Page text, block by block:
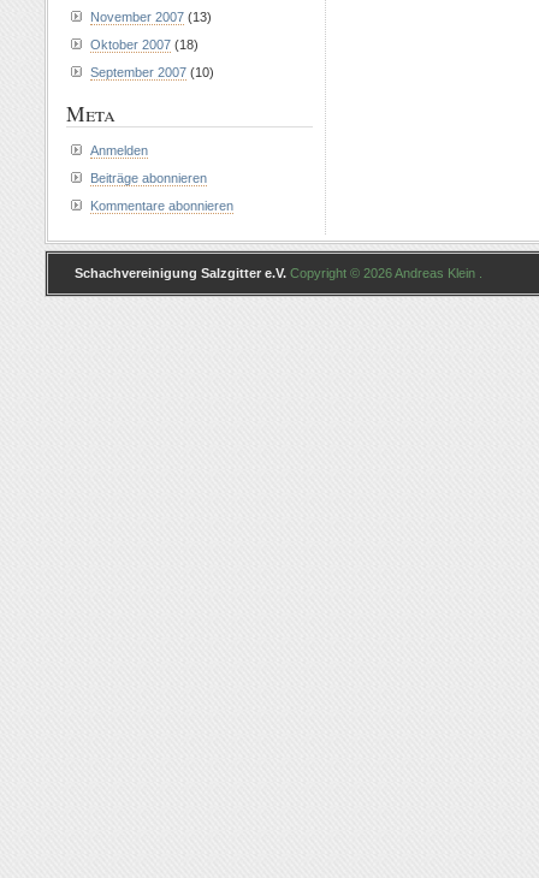
November 2007 (13)
Oktober 2007 (18)
September 2007 (10)
Meta
Anmelden
Beiträge abonnieren
Kommentare abonnieren
Schachvereinigung Salzgitter e.V. Copyright © 2026 Andreas Klein .